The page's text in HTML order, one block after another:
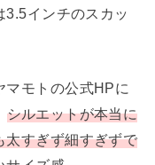
3.5インチのスカッ
マモトの公式HPに
シルエットが本当に
太すぎず細すぎずで